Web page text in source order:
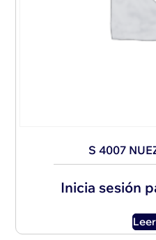
S 4007
Inicia sesión